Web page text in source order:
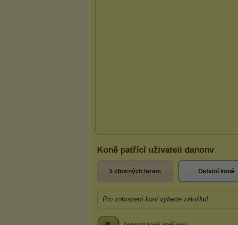
Koně patřící uživateli danonv
5 chovných farem Ostatní koně
Pro zobrazení koní vyberte záložku!